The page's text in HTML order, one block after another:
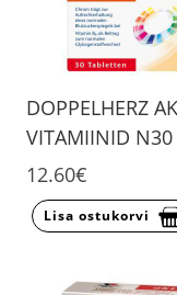
DOPPELHERZ
VITAMIINID N30
12.60€
Lisa ostukorvi